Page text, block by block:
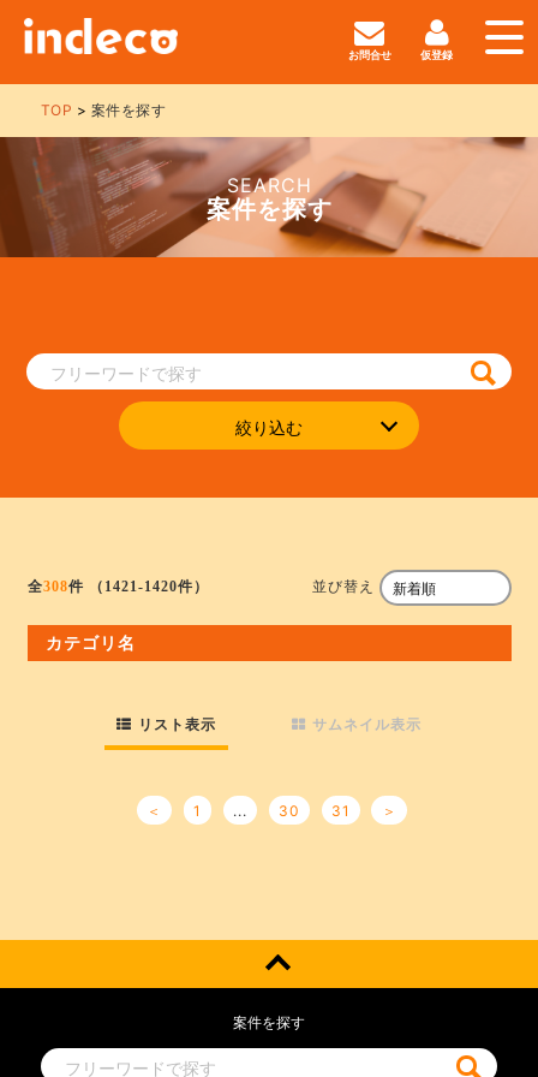
お問合せ 仮登録
TOP 案件を探す
SEARCH
案件を探す
絞り込む
全308件 （1421-1420件） 並び替え
カテゴリ名
リスト表示 サムネイル表示
＜ 1 ... 30 31 ＞
案件を探す